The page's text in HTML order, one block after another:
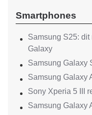
Smartphones
Samsung S25:
Galaxy
Samsung Galaxy
Samsung Galaxy
Sony Xperia 5 III
Samsung Galaxy